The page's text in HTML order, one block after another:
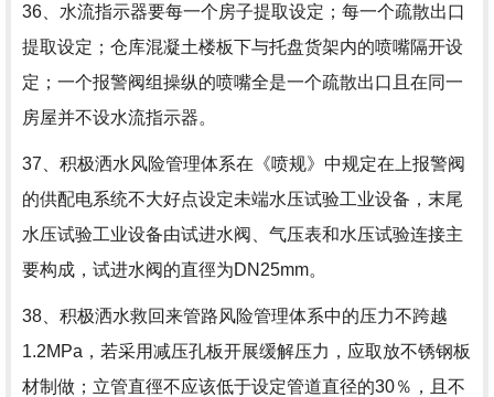
36、水流指示器要每一个房子提取设定；每一个疏散出口
提取设定；仓库混凝土楼板下与托盘货架内的喷嘴隔开设
定；一个报警阀组操纵的喷嘴全是一个疏散出口且在同一
房屋并不设水流指示器。
37、积极洒水风险管理体系在《喷规》中规定在上报警阀
的供配电系统不大好点设定未端水压试验工业设备，末尾
水压试验工业设备由试进水阀、气压表和水压试验连接主
要构成，试进水阀的直徑为DN25mm。
38、积极洒水救回来管路风险管理体系中的压力不跨越
1.2MPa，若采用减压孔板开展缓解压力，应取放不锈钢板
材制做；立管直徑不应该低于设定管道直径的30％，且不